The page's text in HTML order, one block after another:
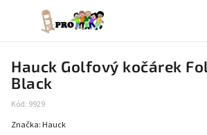
Hauck Golfový kočárek
Black
Kód: 9929
Značka: Hauck